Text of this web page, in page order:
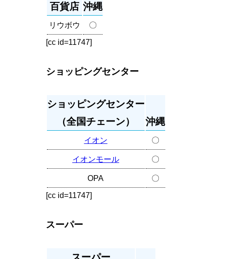
百貨店 沖縄
リウボウ 〇
[cc id=11747]
ショッピングセンター
ショッピングセンター
（全国チェーン）
沖縄
イオン 〇
イオンモール 〇
OPA 〇
[cc id=11747]
スーパー